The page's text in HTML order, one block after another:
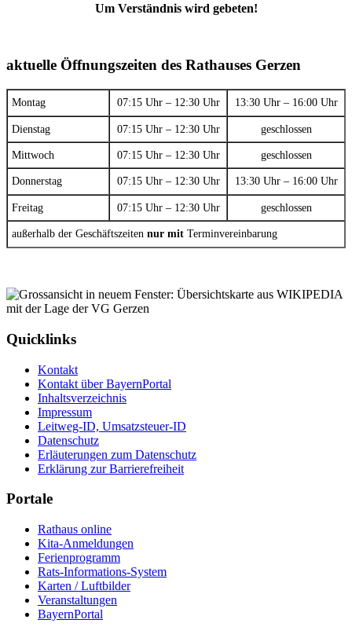
Um Verständnis wird gebeten!
aktuelle Öffnungszeiten des Rathauses Gerzen
Montag 07:15 Uhr – 12:30 Uhr 13:30 Uhr – 16:00 Uhr
Dienstag 07:15 Uhr – 12:30 Uhr geschlossen
Mittwoch 07:15 Uhr – 12:30 Uhr geschlossen
Donnerstag 07:15 Uhr – 12:30 Uhr 13:30 Uhr – 16:00 Uhr
Freitag 07:15 Uhr – 12:30 Uhr geschlossen
außerhalb der Geschäftszeiten nur mit Terminvereinbarung
Quicklinks
Kontakt
Kontakt über BayernPortal
Inhaltsverzeichnis
Impressum
Leitweg-ID, Umsatzsteuer-ID
Datenschutz
Erläuterungen zum Datenschutz
Erklärung zur Barrierefreiheit
Portale
Rathaus online
Kita-Anmeldungen
Ferienprogramm
Rats-Informations-System
Karten / Luftbilder
Veranstaltungen
BayernPortal